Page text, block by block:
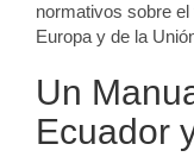
normativos sobre
Europa y de la
Un
Ecuador